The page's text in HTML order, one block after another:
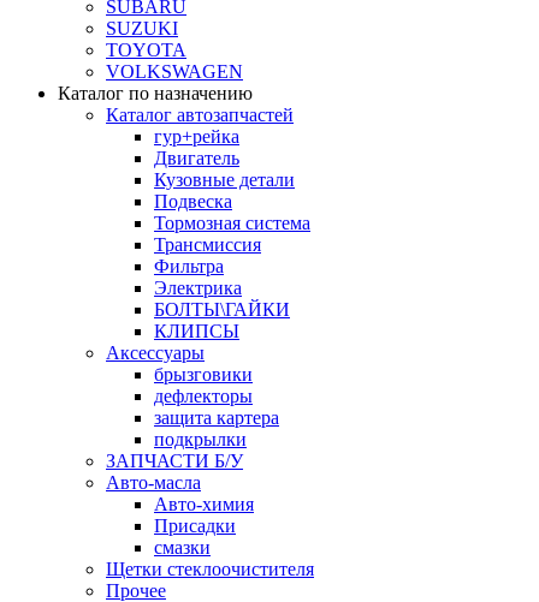
SUBARU
SUZUKI
TOYOTA
VOLKSWAGEN
Каталог по назначению
Каталог автозапчастей
гур+рейка
Двигатель
Кузовные детали
Подвеска
Тормозная система
Трансмиссия
Фильтра
Электрика
БОЛТЫ\ГАЙКИ
КЛИПСЫ
Аксессуары
брызговики
дефлекторы
защита картера
подкрылки
ЗАПЧАСТИ Б/У
Авто-масла
Авто-химия
Присадки
смазки
Щетки стеклоочистителя
Прочее